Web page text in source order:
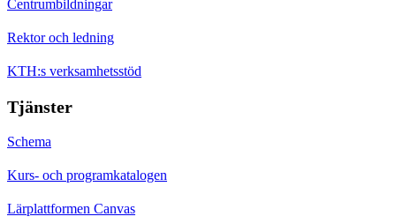
Centrumbildningar
Rektor och ledning
KTH:s verksamhetsstöd
Tjänster
Schema
Kurs- och programkatalogen
Lärplattformen Canvas